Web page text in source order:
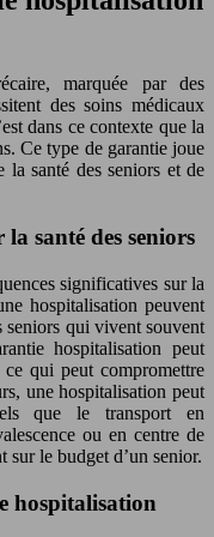
marquée par des
des soins médicaux
dans ce contexte que la
Ce type de garantie joue
santé des seniors et de
santé des seniors
significatives sur la
hospitalisation peuvent
seniors qui vivent souvent
hospitalisation peut
qui peut compromettre
une hospitalisation peut
que le transport en
ou en centre de
sur le budget d’un senior.
hospitalisation